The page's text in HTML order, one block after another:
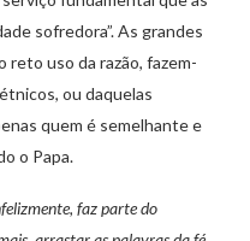
sofredora”. As grandes
reto uso da razão, fazem-
ou daquelas
quem é semelhante e
o Papa.
faz parte do